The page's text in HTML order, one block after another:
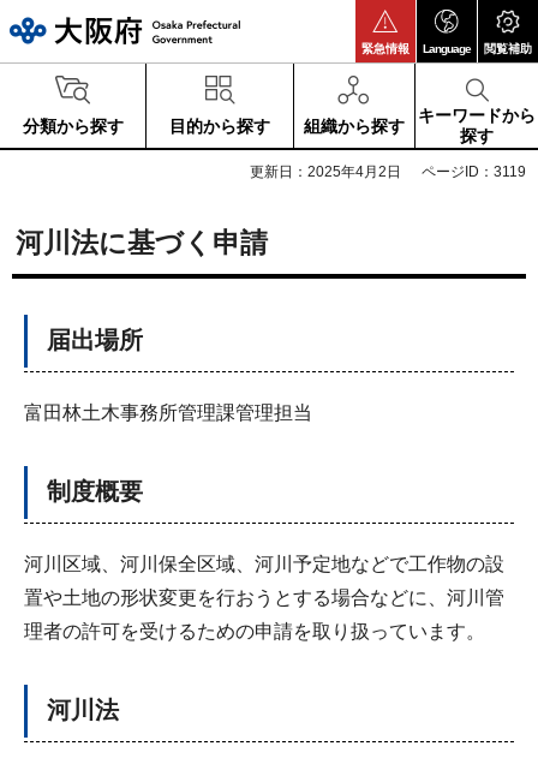
緊急情報 Language 閲覧補助
分類から探す 目的から探す 組織から探す
キーワードから
探す
更新日：2025年4月2日 ページID：3119
河川法に基づく申請
届出場所
富田林土木事務所管理課管理担当
制度概要
河川区域、河川保全区域、河川予定地などで工作物の設
置や土地の形状変更を行おうとする場合などに、河川管
理者の許可を受けるための申請を取り扱っています。
河川法